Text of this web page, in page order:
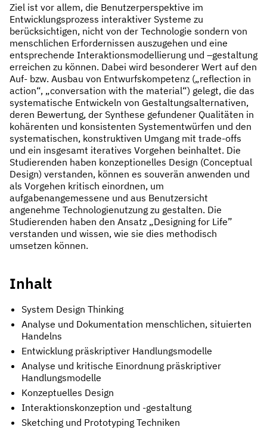
Ziel ist vor allem, die Benutzerperspektive im
Entwicklungsprozess interaktiver Systeme zu
berücksichtigen, nicht von der Technologie sondern von
menschlichen Erfordernissen auszugehen und eine
entsprechende Interaktionsmodellierung und –gestaltung
erreichen zu können. Dabei wird besonderer Wert auf den
Auf- bzw. Ausbau von Entwurfskompetenz („reflection in
action“, „conversation with the material“) gelegt, die das
systematische Entwickeln von Gestaltungsalternativen,
deren Bewertung, der Synthese gefundener Qualitäten in
kohärenten und konsistenten Systementwürfen und den
systematischen, konstruktiven Umgang mit trade-offs
und ein insgesamt iteratives Vorgehen beinhaltet. Die
Studierenden haben konzeptionelles Design (Conceptual
Design) verstanden, können es souverän anwenden und
als Vorgehen kritisch einordnen, um
aufgabenangemessene und aus Benutzersicht
angenehme Technologienutzung zu gestalten. Die
Studierenden haben den Ansatz „Designing for Life”
verstanden und wissen, wie sie dies methodisch
umsetzen können.
Inhalt
System Design Thinking
Analyse und Dokumentation menschlichen, situierten
Handelns
Entwicklung präskriptiver Handlungsmodelle
Analyse und kritische Einordnung präskriptiver
Handlungsmodelle
Konzeptuelles Design
Interaktionskonzeption und -gestaltung
Sketching und Prototyping Techniken